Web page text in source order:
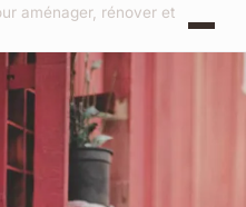
aménager, rénover et